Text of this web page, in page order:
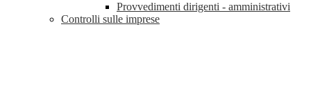
Provvedimenti dirigenti - amministrativi
Controlli sulle imprese